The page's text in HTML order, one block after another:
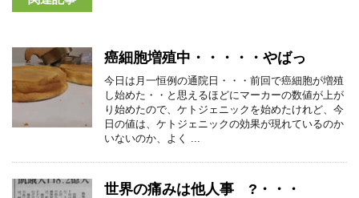
癌細胞増殖中・・・・・やばっ
今日は月一恒例の通院日・・・前回で癌細胞が増殖
し始めた・・と思えるほどにマーカーの数値が上が
り始めたので、ケトジェニックを始めたけれど、今
日の値は、ケトジェニックの効果が現れているのか
いないのか、よく ...
世界の痛みは他人事 ?・・・